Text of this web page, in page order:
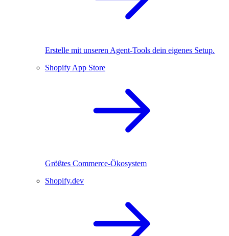
Erstelle mit unseren Agent-Tools dein eigenes Setup.
Shopify App Store
Größtes Commerce-Ökosystem
Shopify.dev